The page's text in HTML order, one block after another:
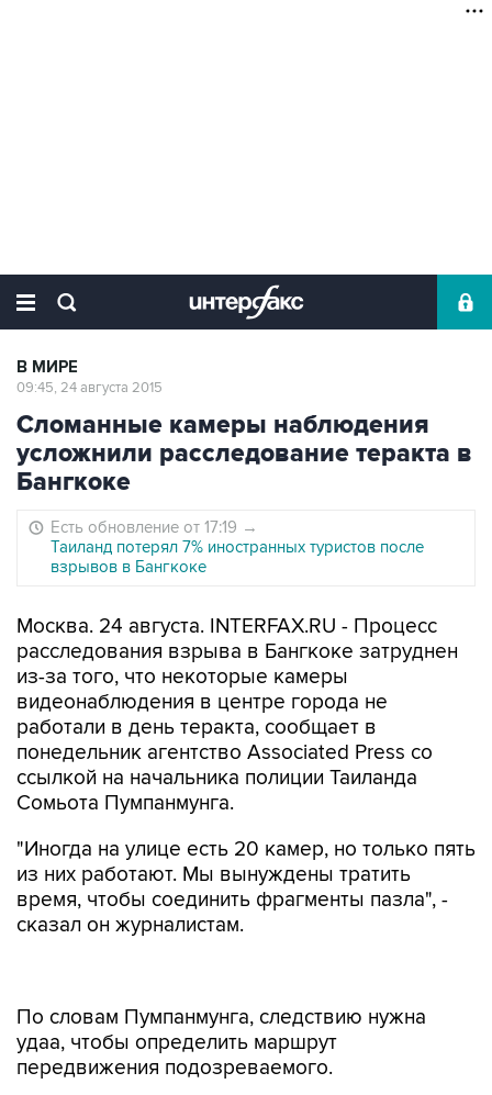
В МИРЕ
09:45, 24 августа 2015
Сломанные камеры наблюдения
усложнили расследование теракта в
Бангкоке
Есть обновление от 17:19 →
Таиланд потерял 7% иностранных туристов после
взрывов в Бангкоке
Москва. 24 августа. INTERFAX.RU - Процесс
расследования взрыва в Бангкоке затруднен
из-за того, что некоторые камеры
видеонаблюдения в центре города не
работали в день теракта, сообщает в
понедельник агентство Associated Press со
ссылкой на начальника полиции Таиланда
Сомьота Пумпанмунга.
"Иногда на улице есть 20 камер, но только пять
из них работают. Мы вынуждены тратить
время, чтобы соединить фрагменты пазла", -
сказал он журналистам.
передвижения подозреваемого.
Ранее в интернете появилиськадры с камеры